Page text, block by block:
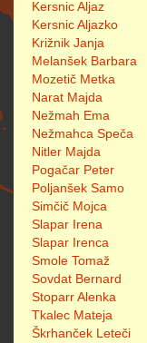
Kersnic Aljaz
Kersnic Aljazko
Križnik Janja
Melanšek Barbara
Mozetič Metka
Narat Majda
Nežmah Ema
Nežmahca Speča
Nitler Majda
Pogačar Peter
Poljanšek Samo
Simčič Mojca
Slapar Irena
Slapar Irenca
Smole Tomaž
Sovdat Bernard
Stoparr Alenka
Tkalec Mateja
Škrhanček Leteči